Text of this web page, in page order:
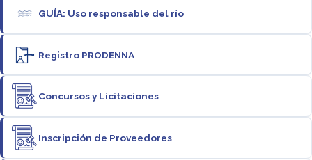
GUÍA: Uso responsable del río
Registro PRODENNA
Concursos y Licitaciones
Inscripción de Proveedores